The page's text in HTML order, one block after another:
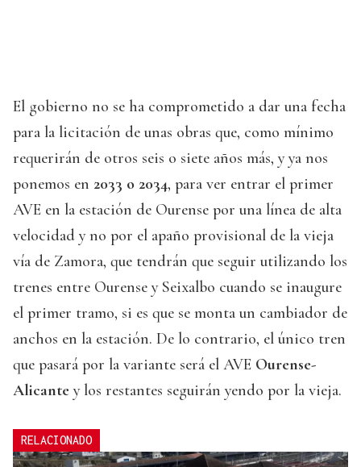
El gobierno no se ha comprometido a dar una fecha
para la licitación de unas obras que, como mínimo
requerirán de otros seis o siete años más, y ya nos
ponemos en 2033 o 2034, para ver entrar el primer
AVE en la estación de Ourense por una línea de alta
velocidad y no por el apaño provisional de la vieja
vía de Zamora, que tendrán que seguir utilizando los
trenes entre Ourense y Seixalbo cuando se inaugure
el primer tramo, si es que se monta un cambiador de
anchos en la estación. De lo contrario, el único tren
que pasará por la variante será el AVE Ourense-
Alicante y los restantes seguirán yendo por la vieja.
RELACIONADO